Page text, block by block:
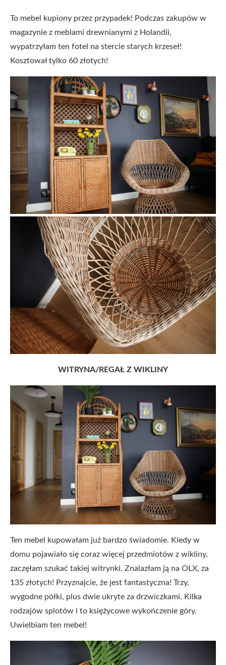
To mebel kupiony przez przypadek! Podczas zakupów w
magazynie z meblami drewnianymi z Holandii,
wypatrzyłam ten fotel na stercie starych krzeseł!
Kosztował tylko 60 złotych!
WITRYNA/REGAŁ Z WIKLINY
Ten mebel kupowałam już bardzo świadomie. Kiedy w
domu pojawiało się coraz więcej przedmiotów z wikliny,
zaczęłam szukać takiej witrynki. Znalazłam ją na OLX, za
135 złotych! Przyznajcie, że jest fantastyczna! Trzy,
wygodne półki, plus dwie ukryte za drzwiczkami. Kilka
rodzajów splotów i to księżycowe wykończenie góry.
Uwielbiam ten mebel!